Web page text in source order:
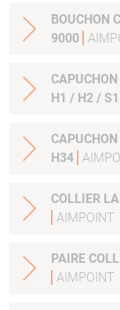
BOUCHON
9000
H1 / H2 / S1
H34
COLLIER
AIMPOINT
AIMPOINT